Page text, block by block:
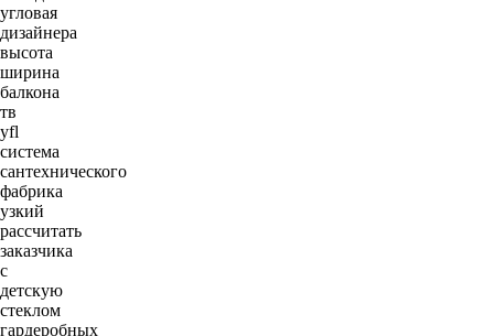
угловая
дизайнера
высота
ширина
балкона
тв
yfl
система
сантехнического
фабрика
узкий
рассчитать
заказчика
c
детскую
стеклом
гардеробных